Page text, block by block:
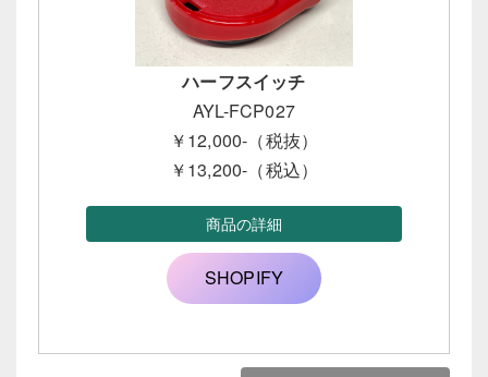
ハーフスイッチ
AYL-FCP027
￥12,000-（税抜）
￥13,200-（税込）
商品の詳細
SHOPIFY